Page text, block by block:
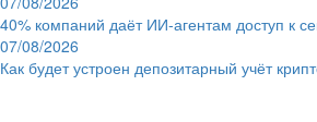
40% компаний даёт ИИ‑агентам доступ к
07/08/2026
Как будет устроен депозитарный учёт